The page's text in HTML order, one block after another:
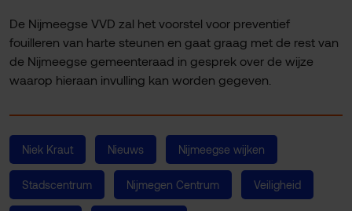
De Nijmeegse VVD zal het voorstel voor preventief
fouilleren van harte steunen en gaat graag met de rest van
de Nijmeegse gemeenteraad in gesprek over de wijze
waarop hieraan invulling kan worden gegeven.
Niek Kraut Nieuws Nijmeegse wijken
Stadscentrum Nijmegen Centrum Veiligheid